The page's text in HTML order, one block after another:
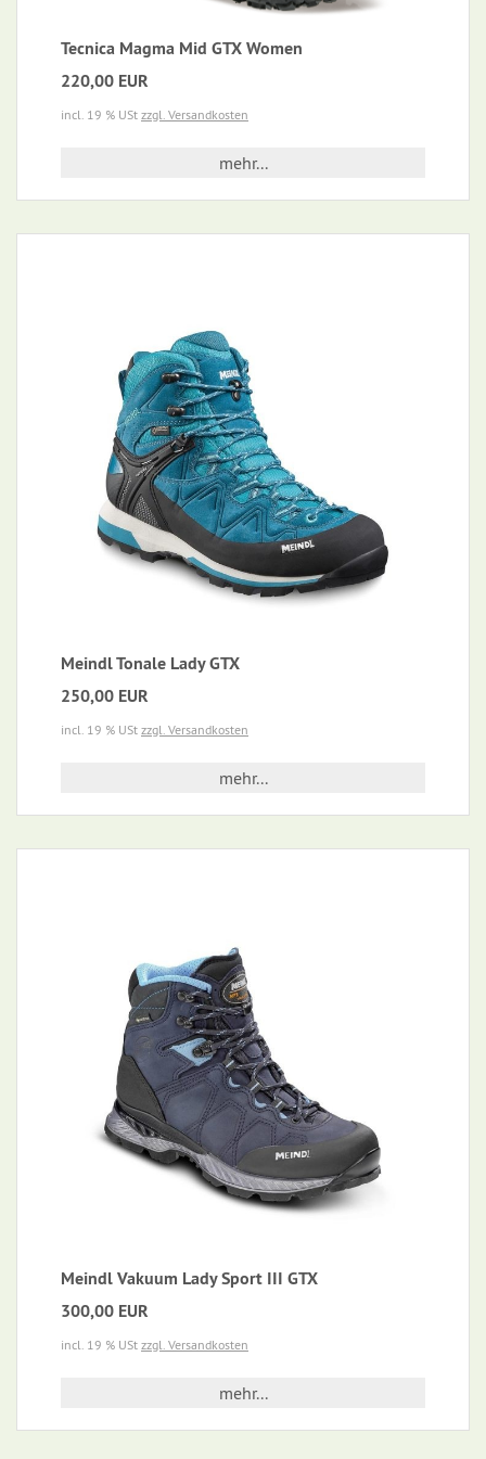
Tecnica Magma Mid GTX Women
220,00 EUR
incl. 19 % USt zzgl. Versandkosten
mehr...
Meindl Tonale Lady GTX
250,00 EUR
incl. 19 % USt zzgl. Versandkosten
mehr...
Meindl Vakuum Lady Sport III GTX
300,00 EUR
incl. 19 % USt zzgl. Versandkosten
mehr...